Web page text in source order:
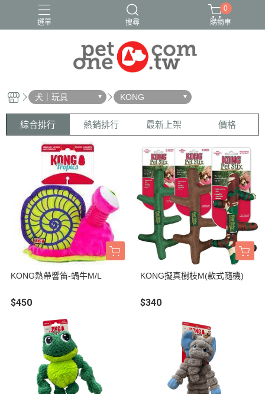
選單 搜尋
0
購物車
犬｜玩具 KONG
綜合排行 熱銷排行 最新上架 價格
KONG熱帶響笛-蝸牛M/L
$450
KONG擬真樹枝M(款式隨機)
$340